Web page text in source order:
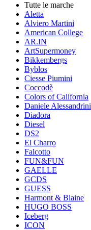
Tutte le marche
Aletta
Alviero Martini
American College
AR.IN
ArtSupermoney
Bikkembergs
Byblos
Ciesse Piumini
Coccodè
Colors of California
Daniele Alessandrini
Diadora
Diesel
DS2
El Charro
Falcotto
FUN&FUN
GAELLE
GCDS
GUESS
Harmont & Blaine
HUGO BOSS
Iceberg
ICON